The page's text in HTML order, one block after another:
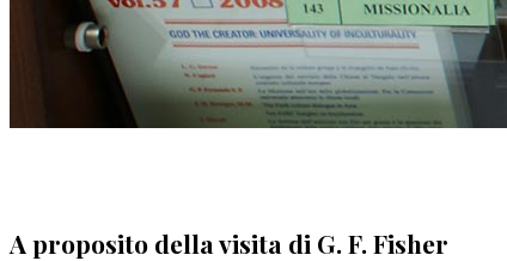
A proposito della visita di G. F. Fisher